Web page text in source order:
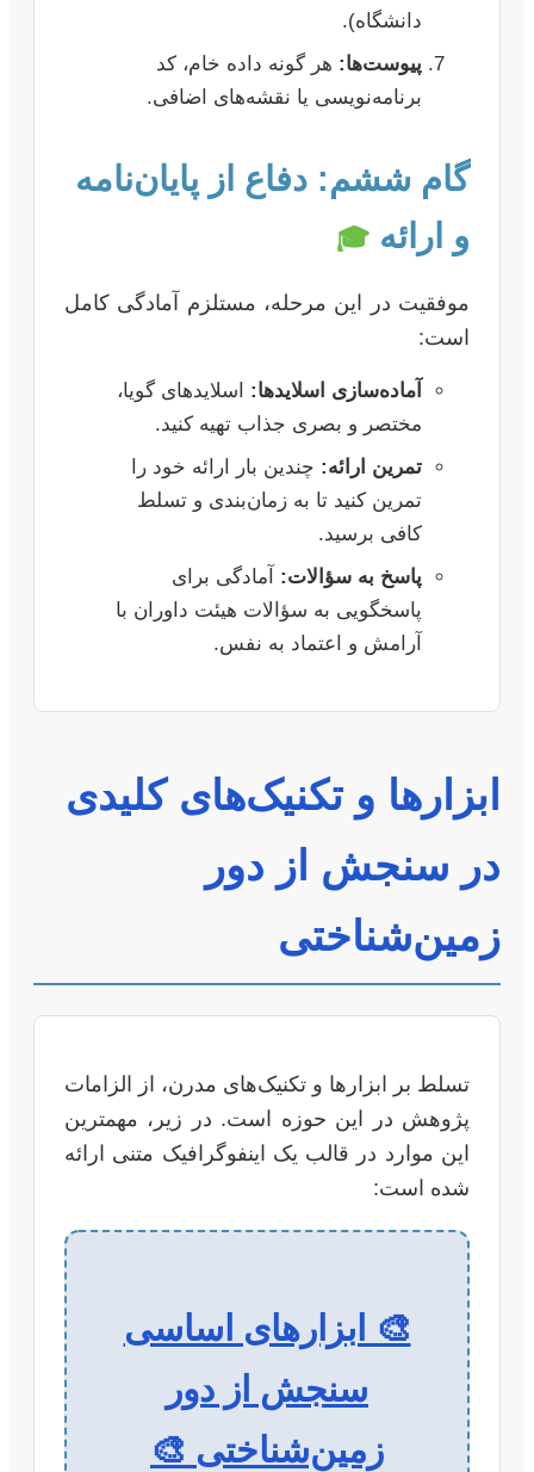
دانشگاه).
پیوست‌ها: هر گونه داده خام، کد
برنامه‌نویسی یا نقشه‌های اضافی.
گام ششم: دفاع از پایان‌نامه
و ارائه 🎓
موفقیت در این مرحله، مستلزم آمادگی کامل
است:
آماده‌سازی اسلایدها: اسلایدهای گویا،
مختصر و بصری جذاب تهیه کنید.
تمرین ارائه: چندین بار ارائه خود را
تمرین کنید تا به زمان‌بندی و تسلط
کافی برسید.
پاسخ به سؤالات: آمادگی برای
پاسخگویی به سؤالات هیئت داوران با
آرامش و اعتماد به نفس.
ابزارها و تکنیک‌های کلیدی
در سنجش از دور
زمین‌شناختی
تسلط بر ابزارها و تکنیک‌های مدرن، از الزامات
پژوهش در این حوزه است. در زیر، مهمترین
این موارد در قالب یک اینفوگرافیک متنی ارائه
شده است:
🎨 ابزارهای اساسی
سنجش از دور
زمین‌شناختی 🎨